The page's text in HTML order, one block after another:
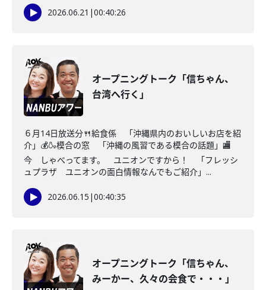
2026.06.21 |00:40:26
オープニングトーク「信ちゃん、
台湾へ行く」
６月14日放送分🍴給食係 「沖縄県内のおいしいお店を紹
介」💰🍶模合の窓 「沖縄の風習である模合の話題」🏬
今 しゃべってます。 ユニオンですから！ 「フレッシ
ュプラザ ユニオンの面白情報なんでもご紹介」...
2026.06.15 |00:40:35
オープニングトーク「信ちゃん、
みーかー、久々の会食で・・・」